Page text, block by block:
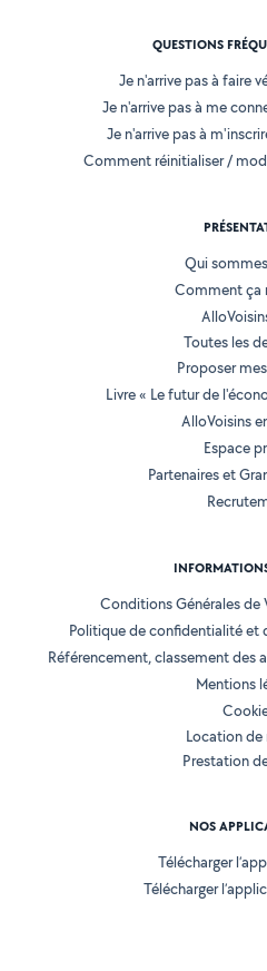
QUESTIONS
Je n'arrive pas à faire
Je n'arrive pas à me
Je n'arrive pas à
Comment réinitialiser /
Qui
Comment ça
Toutes les
Proposer
Livre « Le futur de
AlloVoisins
Espace
Partenaires et
Conditions Générales
Politique de confidentialité et
Référencement, classement des
Mentions
Location de
Prestation
NOS
Télécharger
Télécharger